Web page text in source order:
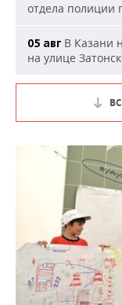
отдела полиции
05 авг В Казани
на улице